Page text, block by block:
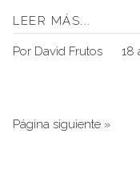
LEER MÁS...
Por David Frutos 18
Página siguiente »